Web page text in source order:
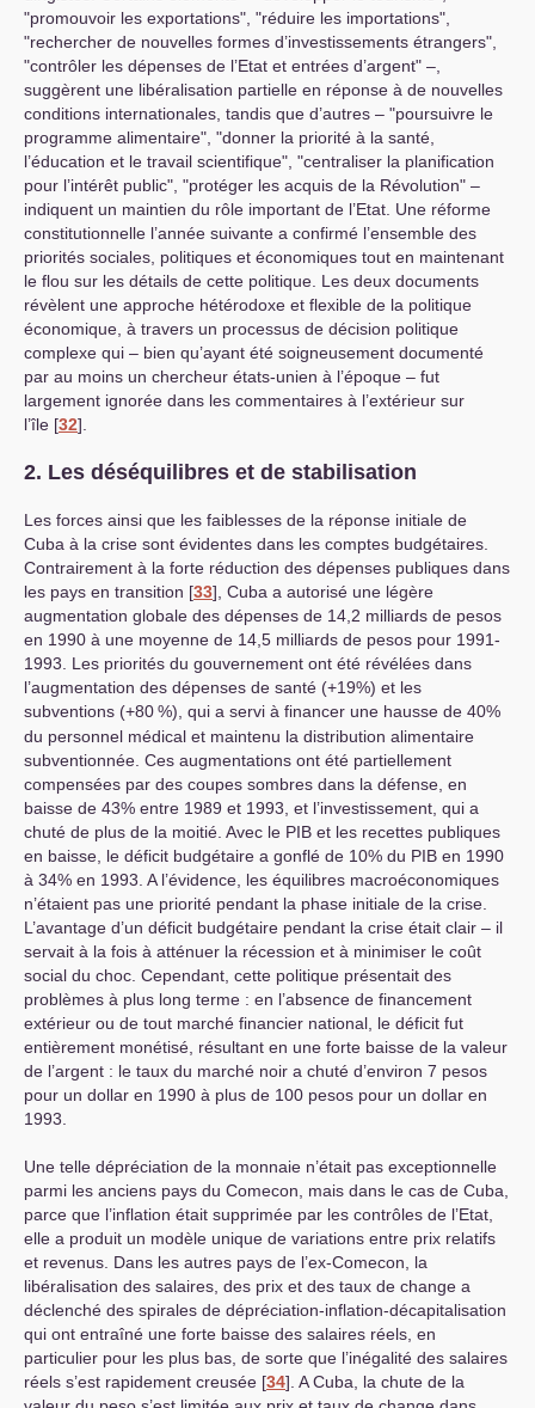
"promouvoir les exportations", "réduire les importations",
"rechercher de nouvelles formes d’investissements étrangers",
"contrôler les dépenses de l’Etat et entrées d’argent" –,
suggèrent une libéralisation partielle en réponse à de nouvelles
conditions internationales, tandis que d’autres – "poursuivre le
programme alimentaire", "donner la priorité à la santé,
l’éducation et le travail scientifique", "centraliser la planification
pour l’intérêt public", "protéger les acquis de la Révolution" –
indiquent un maintien du rôle important de l’Etat. Une réforme
constitutionnelle l’année suivante a confirmé l’ensemble des
priorités sociales, politiques et économiques tout en maintenant
le flou sur les détails de cette politique. Les deux documents
révèlent une approche hétérodoxe et flexible de la politique
économique, à travers un processus de décision politique
complexe qui – bien qu’ayant été soigneusement documenté
par au moins un chercheur états-unien à l’époque – fut
largement ignorée dans les commentaires à l’extérieur sur
l’île [32]
2. Les déséquilibres et de stabilisation
Les forces ainsi que les faiblesses de la réponse initiale de
Cuba à la crise sont évidentes dans les comptes budgétaires.
Contrairement à la forte réduction des dépenses publiques dans
les pays en transition [33] , Cuba a autorisé une légère
augmentation globale des dépenses de 14,2 milliards de pesos
en 1990 à une moyenne de 14,5 milliards de pesos pour 1991-
1993. Les priorités du gouvernement ont été révélées dans
l’augmentation des dépenses de santé (+19%) et les
subventions (+80%), qui a servi à financer une hausse de 40%
du personnel médical et maintenu la distribution alimentaire
subventionnée. Ces augmentations ont été partiellement
compensées par des coupes sombres dans la défense, en
baisse de 43% entre 1989 et 1993, et l’investissement, qui a
chuté de plus de la moitié. Avec le PIB et les recettes publiques
en baisse, le déficit budgétaire a gonflé de 10% du PIB en 1990
à 34% en 1993. A l’évidence, les équilibres macroéconomiques
n’étaient pas une priorité pendant la phase initiale de la crise.
L’avantage d’un déficit budgétaire pendant la crise était clair – il
servait à la fois à atténuer la récession et à minimiser le coût
social du choc. Cependant, cette politique présentait des
problèmes à plus long terme : en l’absence de financement
extérieur ou de tout marché financier national, le déficit fut
entièrement monétisé, résultant en une forte baisse de la valeur
de l’argent : le taux du marché noir a chuté d’environ 7 pesos
pour un dollar en 1990 à plus de 100 pesos pour un dollar en
1993.
Une telle dépréciation de la monnaie n’était pas exceptionnelle
parmi les anciens pays du Comecon, mais dans le cas de Cuba,
parce que l’inflation était supprimée par les contrôles de l’Etat,
elle a produit un modèle unique de variations entre prix relatifs
et revenus. Dans les autres pays de l’ex-Comecon, la
libéralisation des salaires, des prix et des taux de change a
déclenché des spirales de dépréciation-inflation-décapitalisation
qui ont entraîné une forte baisse des salaires réels, en
particulier pour les plus bas, de sorte que l’inégalité des salaires
réels s’est rapidement creusée [34] . A Cuba, la chute de la